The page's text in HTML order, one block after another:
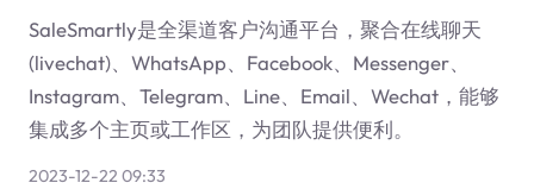
SaleSmartly是全渠道客户沟通平台，聚合在线聊天
(livechat)、WhatsApp、Facebook、Messenger、
Instagram、Telegram、Line、Email、Wechat，能够
集成多个主页或工作区，为团队提供便利。
2023-12-22 09:33